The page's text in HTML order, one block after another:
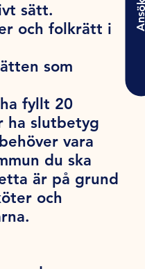
sätt.
och folkrätt i
som
fyllt 20
ha slutbetyg
vara
du ska
är på grund
och